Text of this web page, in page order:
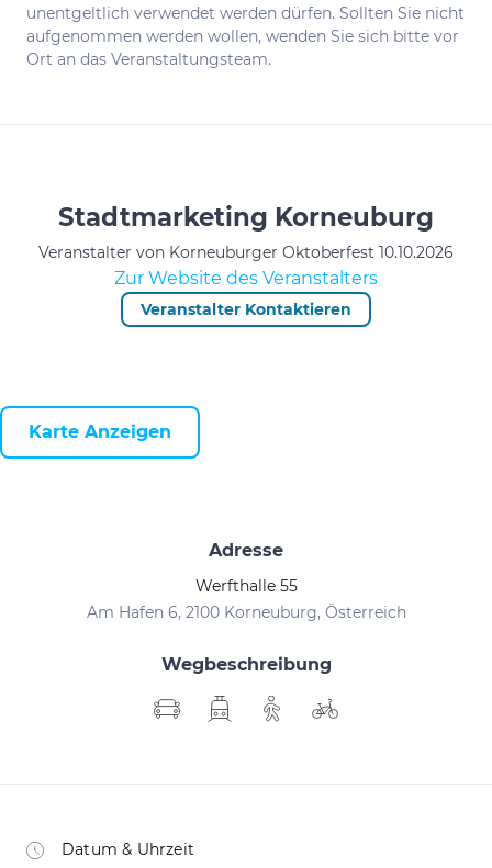
unentgeltlich verwendet werden dürfen. Sollten Sie nicht
aufgenommen werden wollen, wenden Sie sich bitte vor
Ort an das Veranstaltungsteam.
Stadtmarketing Korneuburg
Veranstalter von Korneuburger Oktoberfest 10.10.2026
Zur Website des Veranstalters
Veranstalter Kontaktieren
Karte Anzeigen
Adresse
Werfthalle 55
Am Hafen 6, 2100 Korneuburg, Österreich
Wegbeschreibung
Datum & Uhrzeit